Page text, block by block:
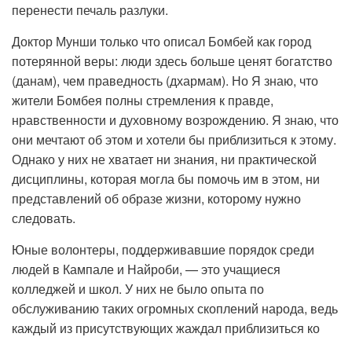
перенести печаль разлуки.
Доктор Мунши только что описал Бомбей как город
потерянной веры: люди здесь больше ценят богатство
(данам), чем праведность (дхармам). Но Я знаю, что
жители Бомбея полны стремления к правде,
нравственности и духовному возрождению. Я знаю, что
они мечтают об этом и хотели бы приблизиться к этому.
Однако у них не хватает ни знания, ни практической
дисциплины, которая могла бы помочь им в этом, ни
представлений об образе жизни, которому нужно
следовать.
Юные волонтеры, поддерживавшие порядок среди
людей в Кампале и Найроби, — это учащиеся
колледжей и школ. У них не было опыта по
обслуживанию таких огромных скоплений народа, ведь
каждый из присутствующих жаждал приблизиться ко